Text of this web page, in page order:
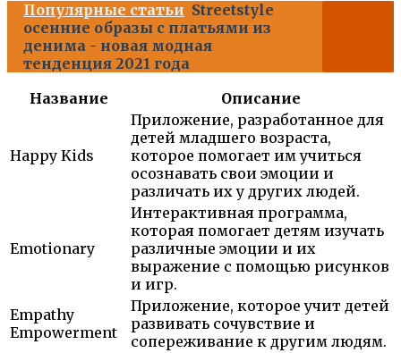
Популярные статьи Streetstyle
осенние образы с платьями из
денима - новая модная
тенденция 2021 года
Название
Описание
Happy Kids
Приложение, разработанное для
детей младшего возраста,
которое помогает им учиться
осознавать свои эмоции и
различать их у других людей.
Emotionary
Интерактивная программа,
которая помогает детям изучать
различные эмоции и их
выражение с помощью рисунков
и игр.
Empathy
Empowerment
Приложение, которое учит детей
развивать сочувствие и
сопереживание к другим людям.